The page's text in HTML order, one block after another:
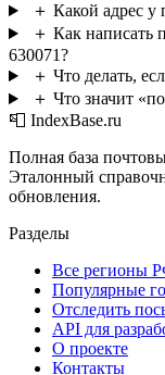
＋ Какой адрес у
＋ Как написать
630071?
＋ Что делать,
＋ Что значит
📮 IndexBase.ru
Полная база
Эталонный
обновления.
Разделы
Все регионы
Популярные
Отследить
API для
О проекте
Контакты